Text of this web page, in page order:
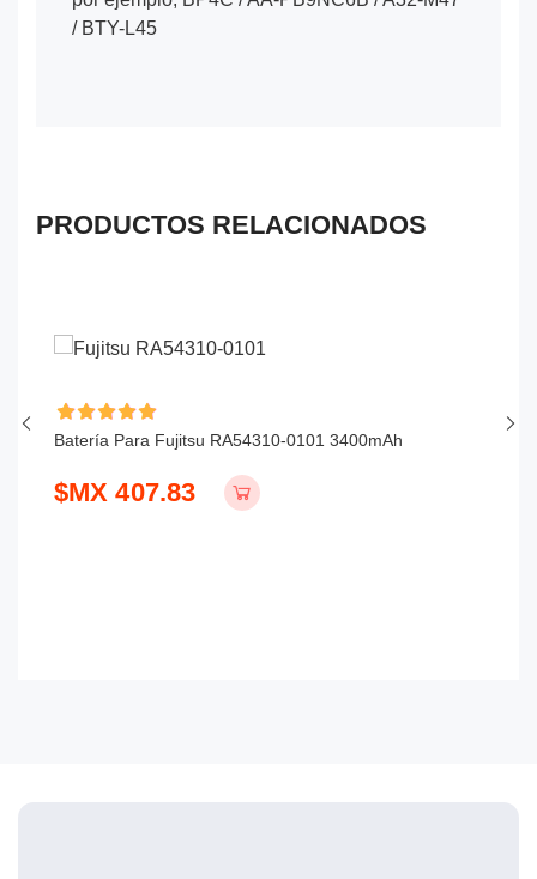
/ BTY-L45
PRODUCTOS RELACIONADOS
Batería Para Fujitsu RA54310-0101 3400mAh
$MX 407.83